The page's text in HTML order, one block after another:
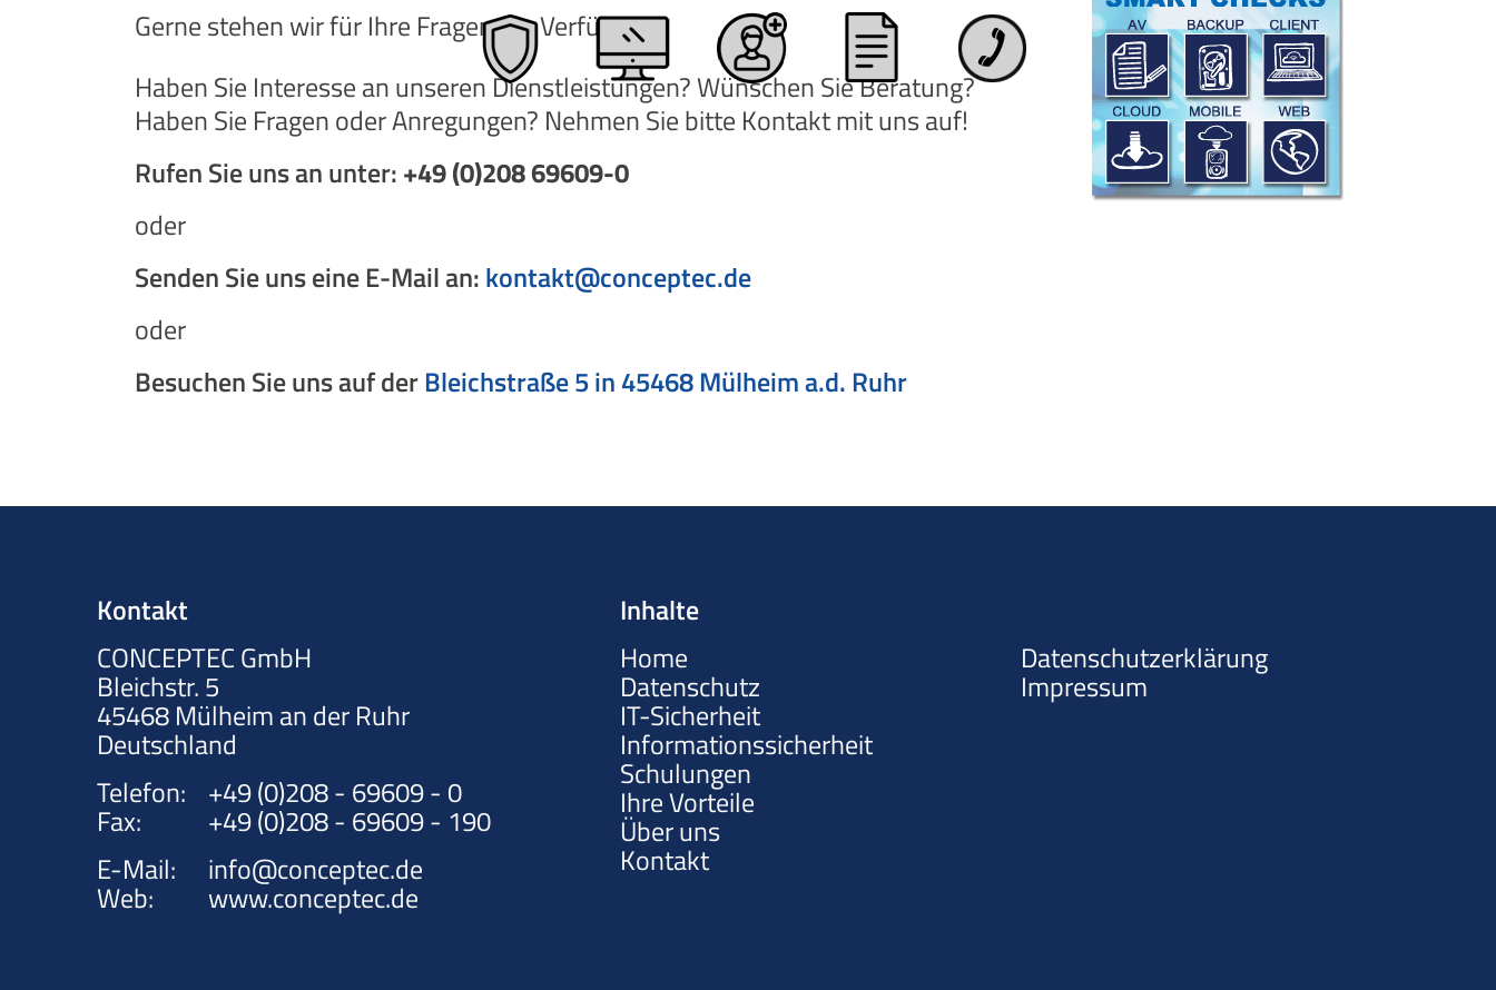
Gerne stehen wir für Ihre Fragen zur Verfügung
Haben Sie Interesse an unseren Dienstleistungen? Wünschen Sie Beratung?
Haben Sie Fragen oder Anregungen? Nehmen Sie bitte Kontakt mit uns auf!
Rufen Sie uns an unter:+49 (0)208 69609-0
oder
Senden Sie uns eine E-Mail an:kontakt@conceptec.de
oder
Besuchen Sie uns auf derBleichstraße 5 in 45468 Mülheim a.d. Ruhr
Kontakt
CONCEPTEC GmbH
Bleichstr. 5
45468Mülheim an der Ruhr
Deutschland
Telefon:
+49 (0)208 - 69609 - 0
Fax:
+49 (0)208 - 69609 - 190
E-Mail:
info@conceptec.de
Web: www.conceptec.de
Inhalte
Home
Datenschutz
IT-Sicherheit
Informationssicherheit
Schulungen
Ihre Vorteile
Über uns
Kontakt
Datenschutzerklärung
Impressum